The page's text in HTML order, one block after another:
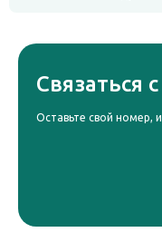
Связаться
Оставьте свой номер,